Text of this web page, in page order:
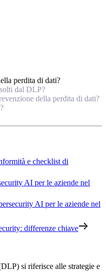
perdita di dati?
dal DLP?
della perdita di dati?
e checklist di
AI per le aziende nel
AI per le aziende nel
differenze chiave
si riferisce alle strategie e